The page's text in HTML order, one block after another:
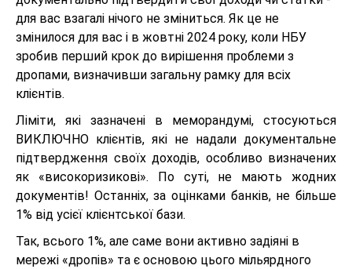
для вас взагалі нічого не зміниться. Як це не
змінилося для вас і в жовтні 2024 року, коли НБУ
зробив перший крок до вирішення проблеми з
дропами, визначивши загальну рамку для всіх
клієнтів.
Ліміти, які зазначені в меморандумі, стосуються
ВИКЛЮЧНО клієнтів, які не надали документальне
підтвердження своїх доходів, особливо визначених
як «високоризикові». По суті, не мають жодних
документів! Останніх, за оцінками банків, не більше
1% від усієї клієнтської бази.
Так, всього 1%, але саме вони активно задіяні в
мережі «дропів» та є основою цього мільярдного